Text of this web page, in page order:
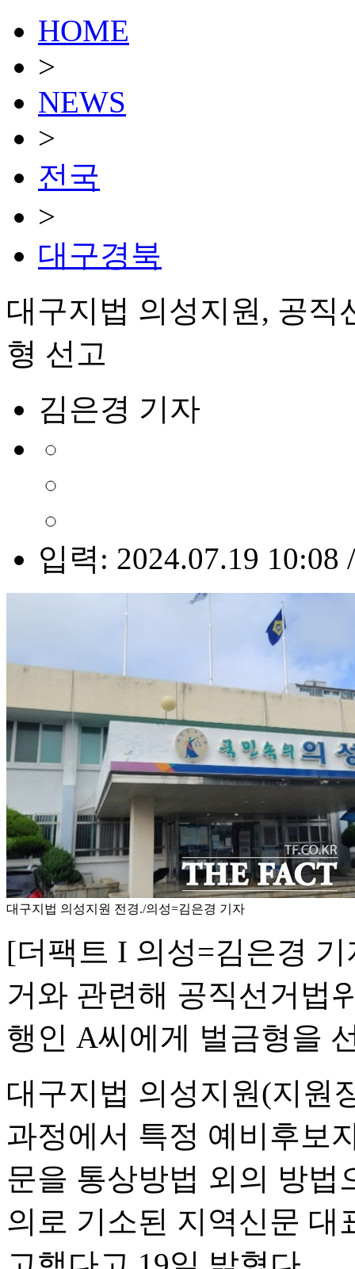
HOME
>
NEWS
>
전국
>
대구경북
대구지법 의성지원, 공직
형 선고
김은경 기자
입력: 2024.07.19 10:08
대구지법 의성지원 전경./의성=김은경 기자
[더팩트 I 의성=김은경
거와 관련해 공직선거법
행인 A씨에게 벌금형을
대구지법 의성지원(지원
과정에서 특정 예비후보
문을 통상방법 외의 방법
의로 기소된 지역신문 대